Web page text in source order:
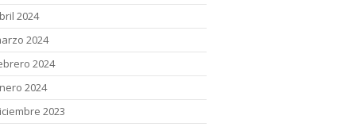
2024
2024
2024
2024
2023